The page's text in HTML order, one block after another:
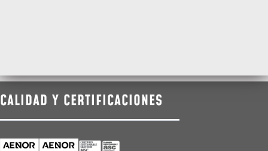
CALIDAD Y CERTIFICACIONES